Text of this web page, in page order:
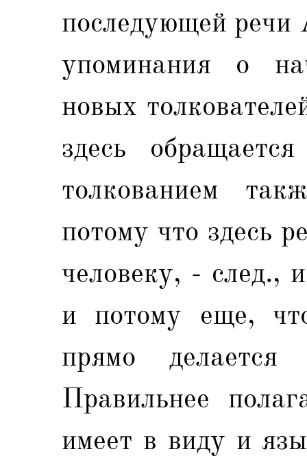
последующей речи
упоминания о
новых
здесь
толкованием
потому что здесь
человеку, - след.,
и потому еще,
прямо
Правильнее
имеет в виду и